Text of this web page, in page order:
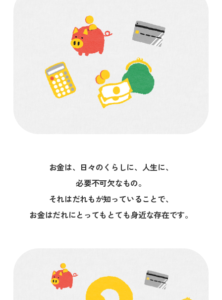
お金は、日々のくらしに、人生に、
必要不可欠なもの。
それはだれもが知っていることで、
お金はだれにとってもとても身近な存在です。